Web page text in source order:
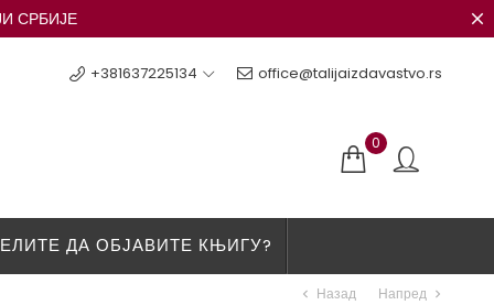
СРБИЈЕ
+381637225134 office@talijaizdavastvo.rs
0
ДА ОБЈАВИТЕ КЊИГУ?
chevron_left Назад Напред chevron_right